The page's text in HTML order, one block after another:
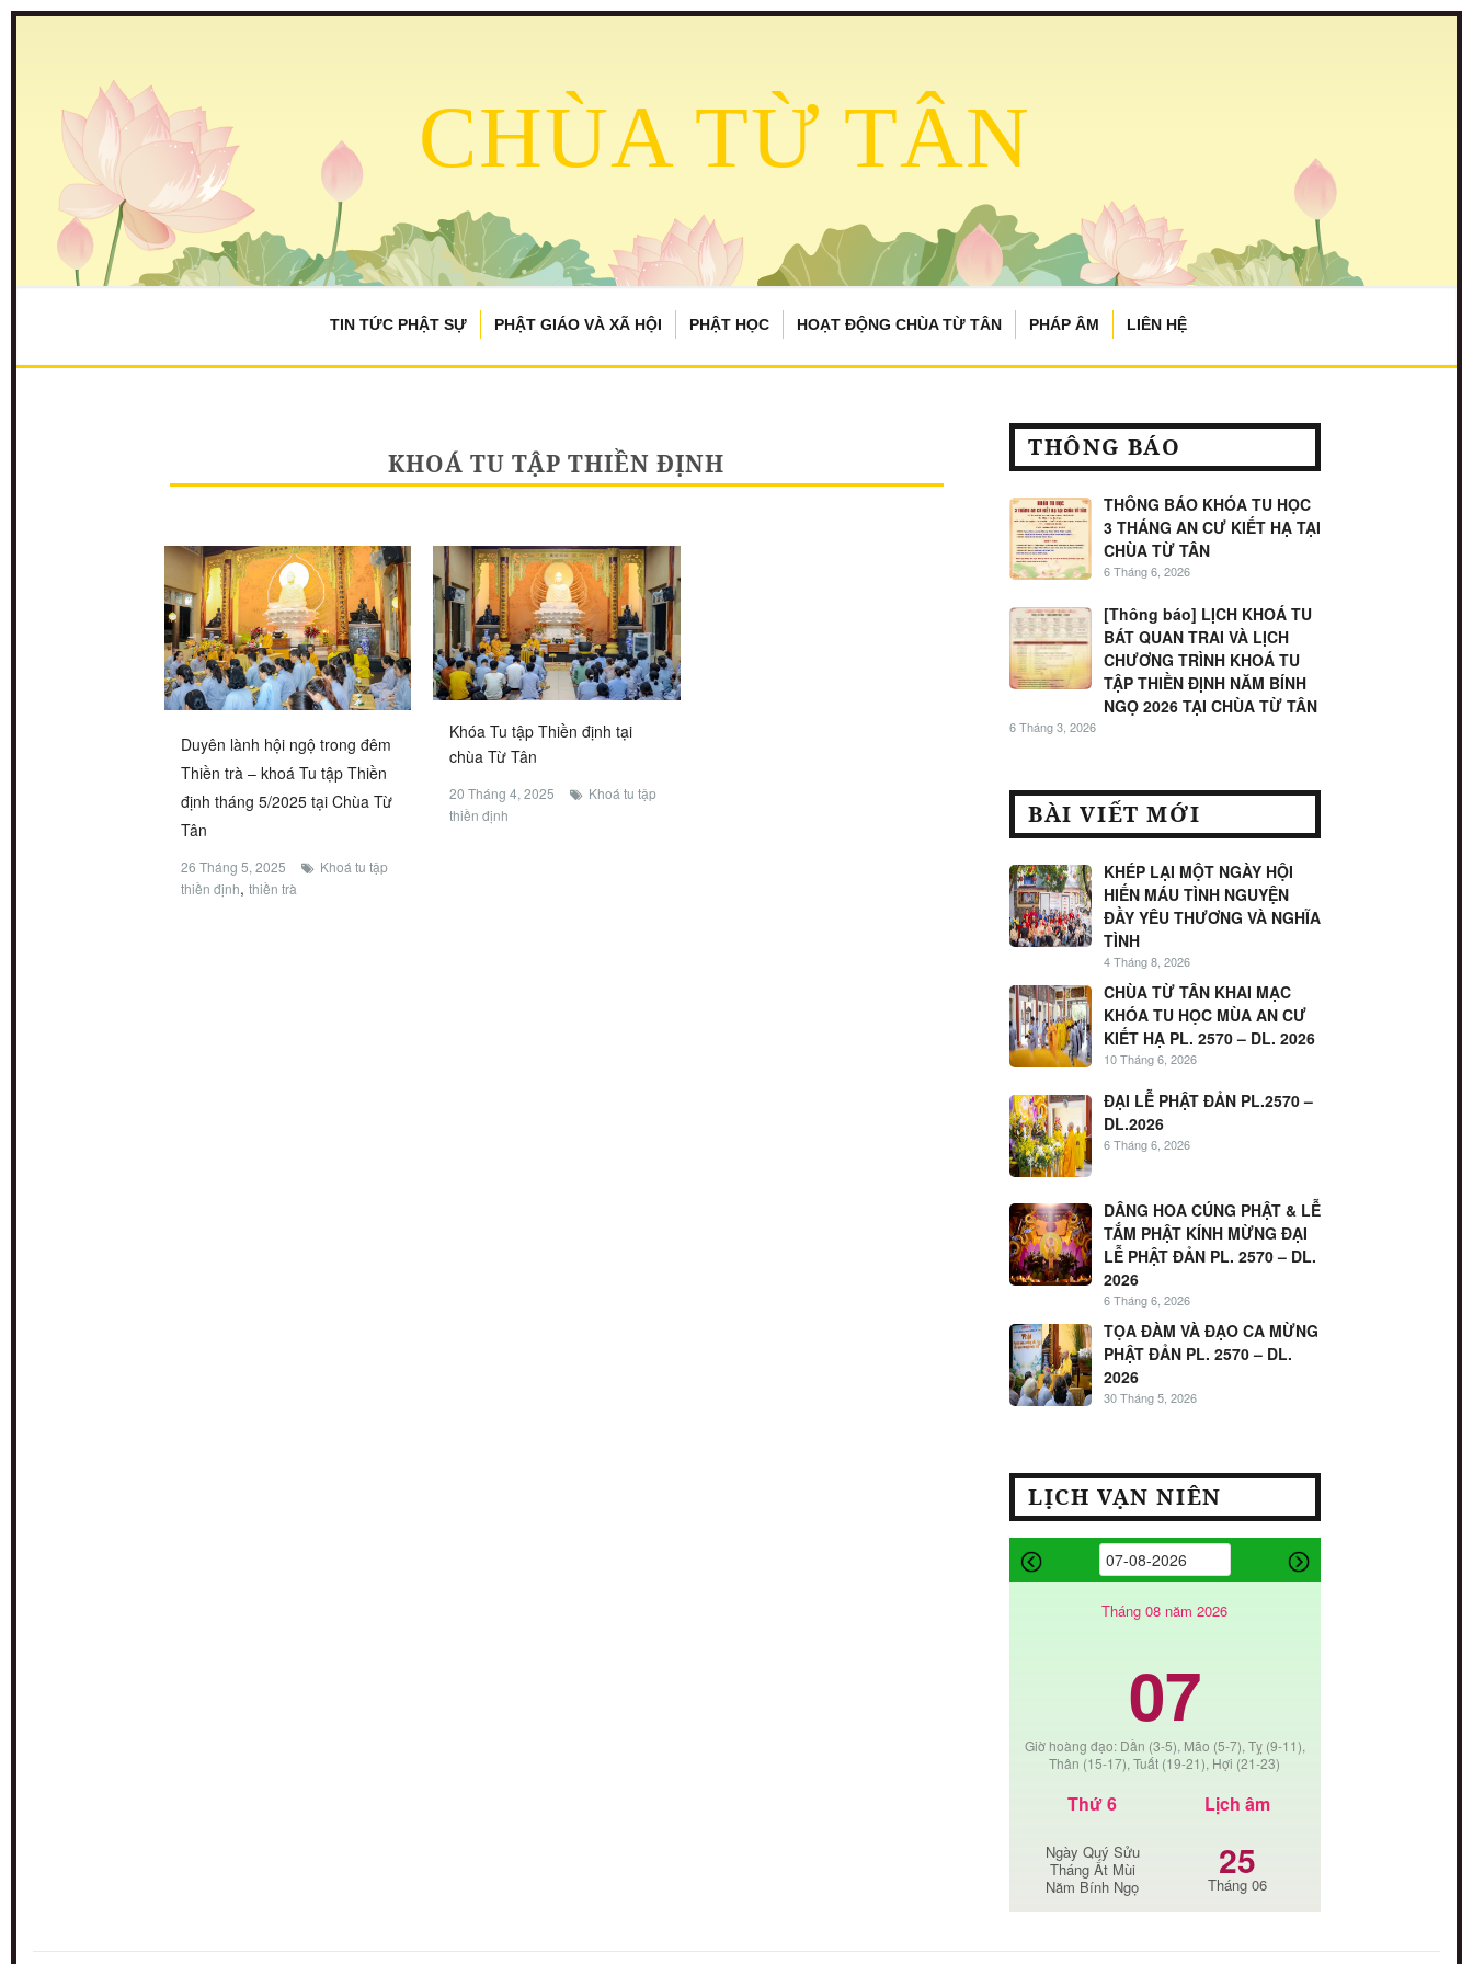
CHÙA TỪ TÂN
TIN TỨC PHẬT SỰ PHẬT GIÁO VÀ XÃ HỘI PHẬT HỌC HOẠT ĐỘNG CHÙA TỪ TÂN PHÁP ÂM LIÊN HỆ
KHOÁ TU TẬP THIỀN ĐỊNH
Duyên lành hội ngộ trong đêm
Thiền trà – khoá Tu tập Thiền
định tháng 5/2025 tại Chùa Từ
Tân
26 Tháng 5, 2025
Khoá tu tập
thiền định, thiền trà
Khóa Tu tập Thiền định tại
chùa Từ Tân
20 Tháng 4, 2025
Khoá tu tập
thiền định
THÔNG BÁO
THÔNG BÁO KHÓA TU HỌC
3 THÁNG AN CƯ KIẾT HẠ TẠI
CHÙA TỪ TÂN
6 Tháng 6, 2026
[Thông báo] LỊCH KHOÁ TU
BÁT QUAN TRAI VÀ LỊCH
CHƯƠNG TRÌNH KHOÁ TU
TẬP THIỀN ĐỊNH NĂM BÍNH
NGỌ 2026 TẠI CHÙA TỪ TÂN
6 Tháng 3, 2026
BÀI VIẾT MỚI
KHÉP LẠI MỘT NGÀY HỘI
HIẾN MÁU TÌNH NGUYỆN
ĐẦY YÊU THƯƠNG VÀ NGHĨA
TÌNH
4 Tháng 8, 2026
CHÙA TỪ TÂN KHAI MẠC
KHÓA TU HỌC MÙA AN CƯ
KIẾT HẠ PL. 2570 – DL. 2026
10 Tháng 6, 2026
ĐẠI LỄ PHẬT ĐẢN PL.2570 –
DL.2026
6 Tháng 6, 2026
DÂNG HOA CÚNG PHẬT & LỄ
TẮM PHẬT KÍNH MỪNG ĐẠI
LỄ PHẬT ĐẢN PL. 2570 – DL.
2026
6 Tháng 6, 2026
TỌA ĐÀM VÀ ĐẠO CA MỪNG
PHẬT ĐẢN PL. 2570 – DL.
2026
30 Tháng 5, 2026
LỊCH VẠN NIÊN
Tháng 08 năm 2026
07
Giờ hoàng đạo: Dần (3-5), Mão (5-7), Tỵ (9-11),
Thân (15-17), Tuất (19-21), Hợi (21-23)
Thứ 6
Ngày Quý Sửu
Tháng Ất Mùi
Năm Bính Ngọ
Lịch âm
25
Tháng 06